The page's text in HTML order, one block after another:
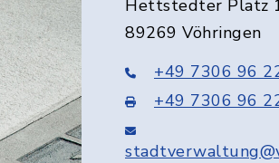
Hettstedter Platz
89269 Vöhringen
+49 7306 96
+49 7306 96